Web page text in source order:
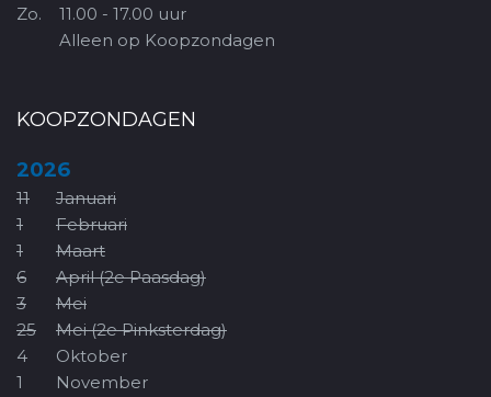
Zo.
11.00 - 17.00 uur
Alleen op Koopzondagen
KOOPZONDAGEN
2026
11
Januari
1
Februari
1
Maart
6
April (2e Paasdag)
3
Mei
25
Mei (2e Pinksterdag)
4
Oktober
1
November